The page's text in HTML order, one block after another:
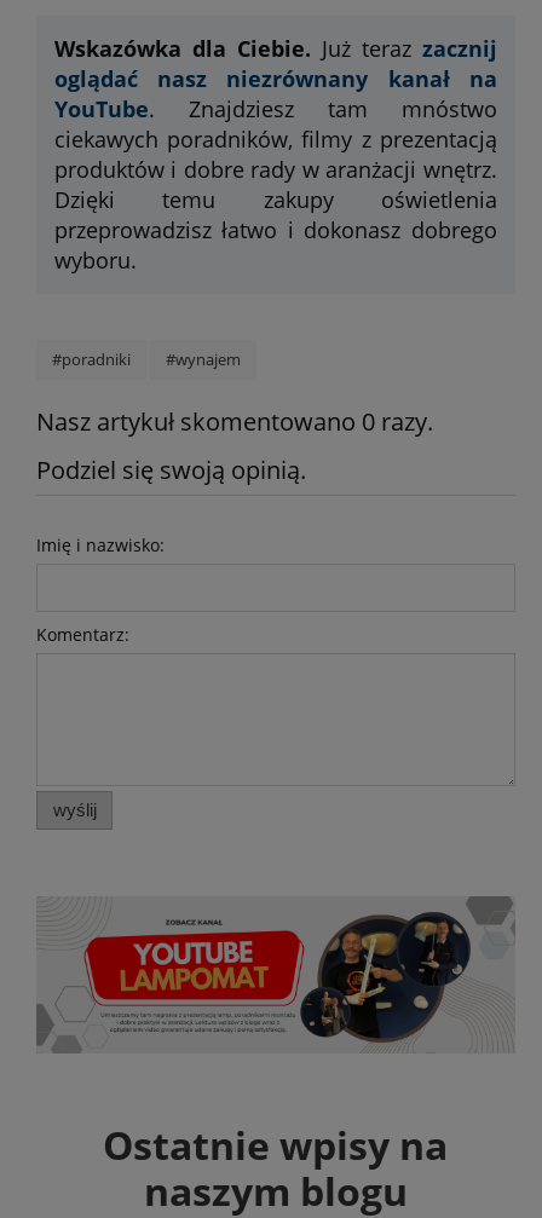
Wskazówka dla Ciebie. Już teraz zacznij
oglądać nasz niezrównany kanał na
YouTube. Znajdziesz tam mnóstwo
ciekawych poradników, filmy z prezentacją
produktów i dobre rady w aranżacji wnętrz.
Dzięki temu zakupy oświetlenia
przeprowadzisz łatwo i dokonasz dobrego
wyboru.
#poradniki #wynajem
Nasz artykuł skomentowano 0 razy.
Podziel się swoją opinią.
Imię i nazwisko:
Komentarz:
wyślij
Ostatnie wpisy na
naszym blogu